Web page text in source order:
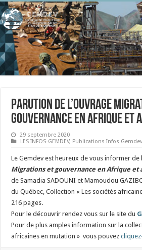
Parution de l’ouvrage
gouvernance en Afrique et
29 septembre 2020
LES INFOS-GEMDEV, Publications Infos Gemdev
Le Gemdev est heureux de vous informer de
Migrations et gouvernance en Afrique et
de Samadia SADOUNI et Mamoudou
du Québec, Collection « Les sociétés
216 pages.
Pour le découvrir rendez vous sur le site du
Pour de plus amples information sur la
africaines en mutation » vous pouvez